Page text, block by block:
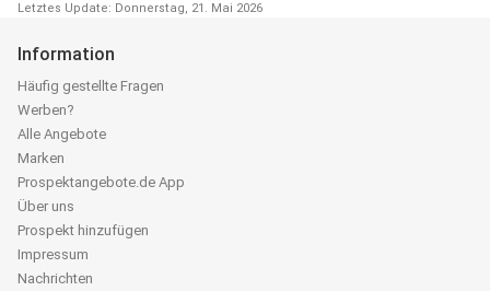
Letztes Update: Donnerstag, 21. Mai 2026
Information
Häufig gestellte Fragen
Werben?
Alle Angebote
Marken
Prospektangebote.de App
Über uns
Prospekt hinzufügen
Impressum
Nachrichten